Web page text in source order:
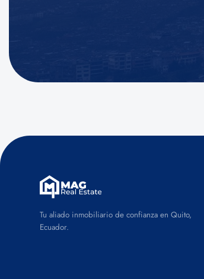
Tu aliado inmobiliario de confianza en Quito,
Ecuador.